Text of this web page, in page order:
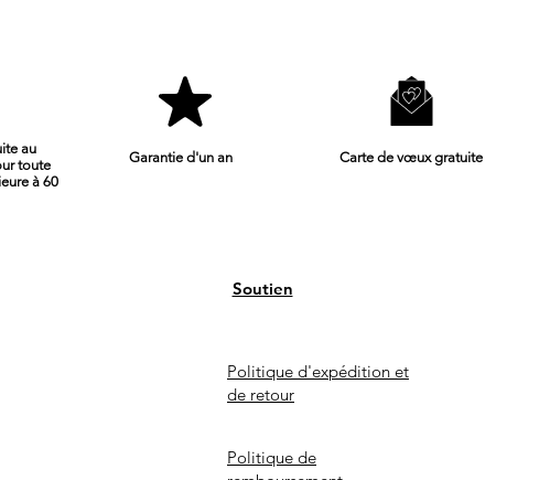
au
toute
à 60
Garantie d'un an Carte de vœux gratuite
Soutien
Politique d'expédition et
de retour
Politique de